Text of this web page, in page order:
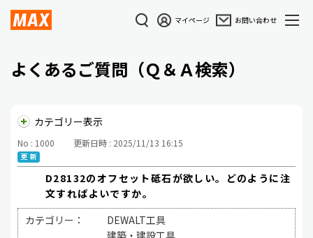
マイページ お問い合わせ
よくあるご質問（Ｑ＆Ａ検索）
カテゴリー表示
No : 1000 更新日時 : 2025/11/13 16:15
D28132のオフセット砥石が欲しい。どのように注
文すればよいですか。
カテゴリー：
DEWALT工具
建築・建設工具